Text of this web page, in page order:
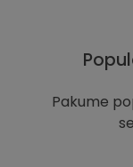
Pakume